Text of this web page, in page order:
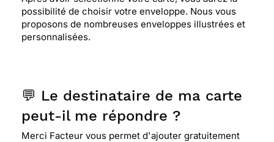
possibilité de choisir votre enveloppe. Nous vous
proposons de nombreuses enveloppes illustrées et
personnalisées.
💬 Le destinataire de ma carte
peut-il me répondre ?
Merci Facteur vous permet d'ajouter gratuitement